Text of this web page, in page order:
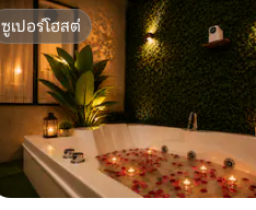
ซูเปอร์โฮสต์
ซูเปอร์โฮสต์